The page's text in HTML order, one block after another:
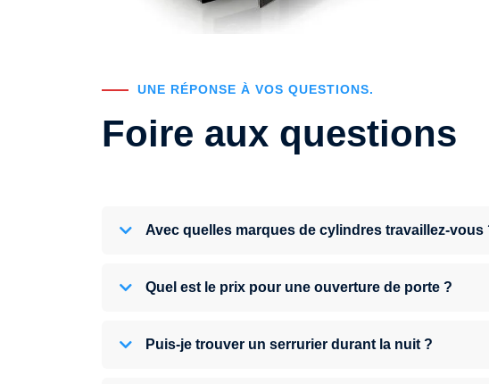
UNE RÉPONSE À VOS QUESTIONS.
Foire aux questions
Avec quelles marques de cylindres travaillez-vous
Quel est le prix pour une ouverture de porte ?
Puis-je trouver un serrurier durant la nuit ?